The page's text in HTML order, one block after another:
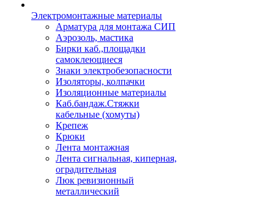
Электромонтажные материалы
Арматура для монтажа СИП
Аэрозоль, мастика
Бирки каб.,площадки
самоклеющиеся
Знаки электробезопасности
Изоляторы, колпачки
Изоляционные материалы
Каб.бандаж.Стяжки
кабельные (хомуты)
Крепеж
Крюки
Лента монтажная
Лента сигнальная, киперная,
оградительная
Люк ревизионный
металлический